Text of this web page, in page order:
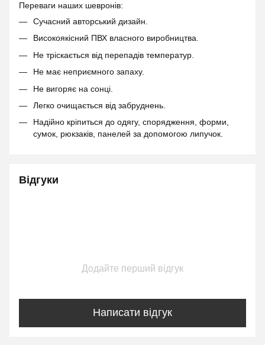
Переваги наших шевронів:
Сучасний авторський дизайн.
Високоякісний ПВХ власного виробництва.
Не тріскається від перепадів температур.
Не має неприємного запаху.
Не вигоряє на сонці.
Легко очищається від забруднень.
Надійно кріпиться до одягу, спорядження, форми,
сумок, рюкзаків, панелей за допомогою липучок.
Відгуки
Додайте перший відгук
Написати відгук